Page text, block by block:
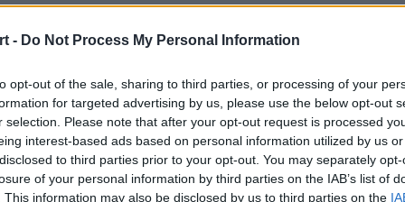
- Do Not Process My Personal Information
opt-out of the sale, sharing to third parties, or processing of your
for targeted advertising by us, please use the below opt-out
selection. Please note that after your opt-out request is processed
interest-based ads based on personal information utilized by us
to third parties prior to your opt-out. You may separately
of your personal information by third parties on the IAB’s list of
This information may also be disclosed by us to third parties on the
eliminacjach do RMR-a
może być także Maciej "F1KU" Miklas. Jego OG
zaliczając serię nieudanych ruchów
drodze pokonali m.in. organizację Oleksandra Zinchenki
OG zapewniło sobie drugi najwyższy seed, ulegając
i OG, a także niewspomniane jeszcze sYnck dobrnęło